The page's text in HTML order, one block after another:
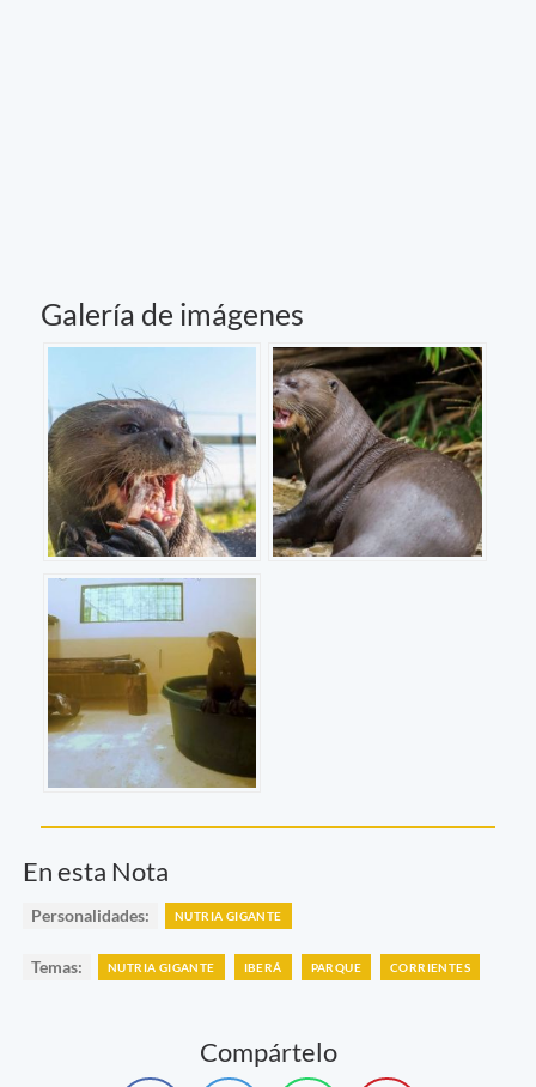
Galería de imágenes
En esta Nota
Personalidades: NUTRIA GIGANTE
Temas: NUTRIA GIGANTE IBERÁ PARQUE CORRIENTES
Compártelo